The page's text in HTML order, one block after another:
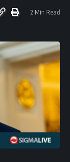
2 Min Read